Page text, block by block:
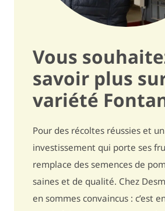
Homogénéité de la taille
Sensibilité et qualité
Coups bleus
Crevasses
Endommagement à la récolte
Vous
savoir plus
variété
Pour des récoltes réussies et un
investissement qui porte ses
remplace des semences de
saines et de qualité. Chez
en sommes convaincus : c’est